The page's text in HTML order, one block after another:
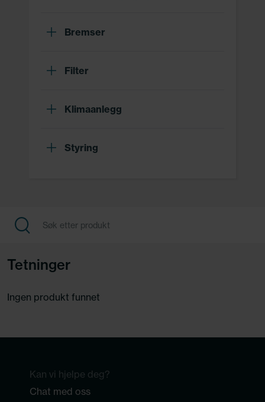
Bremser
Filter
Klimaanlegg
Styring
Tetninger
Ingen produkt funnet
Kan vi hjelpe deg?
Chat med oss